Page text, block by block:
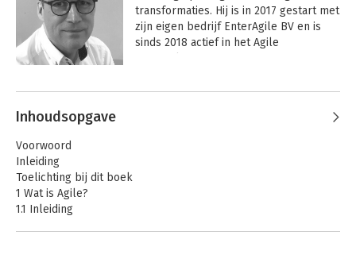
transformaties. Hij is in 2017 gestart met
zijn eigen bedrijf EnterAgile BV en is
sinds 2018 actief in het Agile
“Enter the Agile Mindset” is het motto
Jeroen vindt inspiratie in de
Andere boeken door Jeroen
Venneman
Inhoudsopgave
Voorwoord
Inleiding
Toelichting bij dit boek
1 Wat is Agile?
1.1 Inleiding